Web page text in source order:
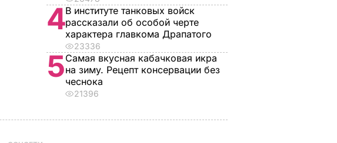
4В институте танковых войск
рассказали об особой черте
характера главкома Драпатого
23336
5Самая вкусная кабачковая икра
на зиму. Рецепт консервации без
чеснока
21396